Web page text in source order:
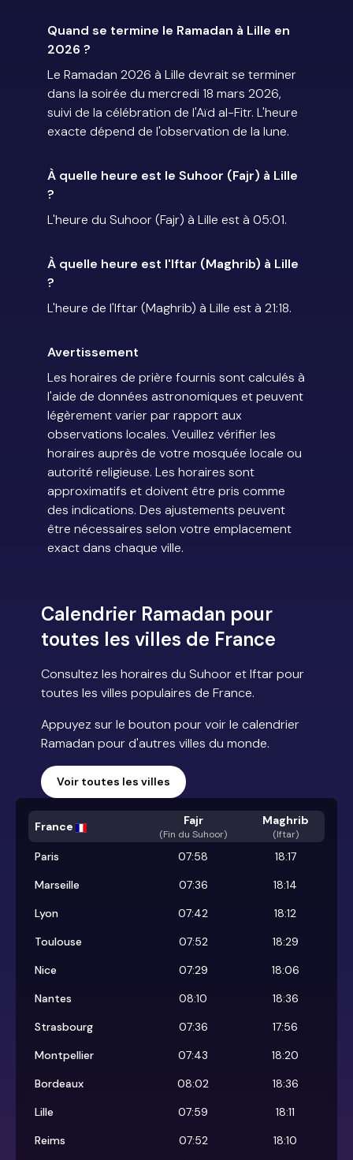
Quand se termine le Ramadan à Lille en
2026 ?
Le Ramadan 2026 à Lille devrait se terminer
dans la soirée du mercredi 18 mars 2026,
suivi de la célébration de l'Aïd al-Fitr. L'heure
exacte dépend de l'observation de la lune.
À quelle heure est le Suhoor (Fajr) à Lille
?
L'heure du Suhoor (Fajr) à Lille est à 05:01.
À quelle heure est l'Iftar (Maghrib) à Lille
?
L'heure de l'Iftar (Maghrib) à Lille est à 21:18.
Avertissement
Les horaires de prière fournis sont calculés à
l'aide de données astronomiques et peuvent
légèrement varier par rapport aux
observations locales. Veuillez vérifier les
horaires auprès de votre mosquée locale ou
autorité religieuse. Les horaires sont
approximatifs et doivent être pris comme
des indications. Des ajustements peuvent
être nécessaires selon votre emplacement
exact dans chaque ville.
Calendrier Ramadan pour
toutes les villes de France
Consultez les horaires du Suhoor et Iftar pour
toutes les villes populaires de France.
Appuyez sur le bouton pour voir le calendrier
Ramadan pour d'autres villes du monde.
Voir toutes les villes
France Fajr
(Fin du Suhoor)
Maghrib
(Iftar)
Paris 07:58
18:17
Marseille
07:36
18:14
Lyon
07:42
18:12
Toulouse
07:52
18:29
Nice
07:29
18:06
Nantes
08:10
18:36
Strasbourg
07:36
17:56
Montpellier
07:43
18:20
Bordeaux
08:02
18:36
Lille
07:59
18:11
Reims
07:52
18:10